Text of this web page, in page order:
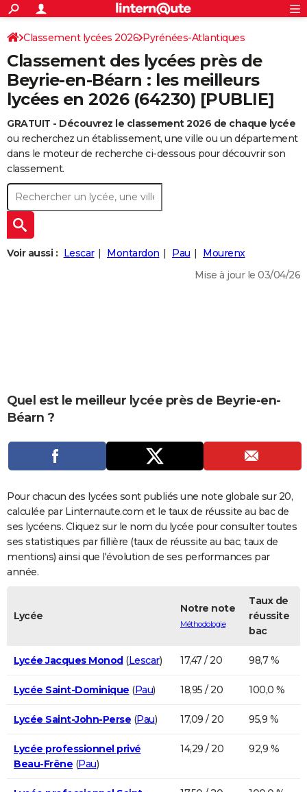
ACTUALITÉS
Politique
Société
Faits Divers
Education
Monde
Villes
+
SPORT
Coupe du monde 2026
Football
Tennis
Cyclisme
Rugby
Forum
CULTURE
Programme TV
TNT
Streaming
Cinéma
Sorties cinéma
Musique
+FINANCE
Retraite
Impôts
Epargne
Immobilier
Risques naturels par ville
Banque
Assurance
Crédit
AUTO
Essais
Réserver un essai
Citadines
Berlines
SUV
Forum auto
+
HIGH-TECH
BRICOLAGE
Forum
Aménagement intérieur
Extérieur
Cuisine
Salle de bains
Jardinage
Rangement
+WEEK-END
Guides de France
Escapades
Patrimoine
Expositions
Musées
Week-end nature
+
LIFESTYLE
CARTE DE VOEUX
Dictionnaire
Biographies
Expressions
Proverbes
PROGRAMME TV
COPAINS D'AVANT
S'inscrire
Se connecter
Lycées
Collèges
Primaires
Universités
Entreprises
Service militaire
Avis de recherche
AVIS DE DÉCÈS
FORUM
Bricolage
Lifestyle
Culture
Sport
Auto
Television
Voyage
Cinema
Rechercher
S'inscrire
Connexion
Classement lycées 2026 Pyrénées-Atlantiques
Classement des lycées près de
Beyrie-en-Béarn : les meilleurs
lycées en 2026 (64230) [PUBLIE]
GRATUIT - Découvrez le classement 2026 de chaque lycée
ou recherchez un établissement, une ville ou un département
dans le moteur de recherche ci-dessous pour découvrir son
classement.
Voir aussi : Lescar Montardon Pau
Mourenx
Mise à jour le 03/04/26
Quel est le meilleur lycée près de Beyrie-en-
Béarn ?
Pour chacun des lycées sont publiés une note globale sur 20,
calculée par Linternaute.com et le taux de réussite au bac de
ses lycéens. Cliquez sur le nom du lycée pour consulter toutes
ses statistiques par fillière (taux de réussite au bac, taux de
mentions) ainsi que l'évolution de ses performances par
année.
Lycée
Notre note
Méthodologie
Taux de
réussite
bac
Lycée Jacques Monod(Lescar) 17,47 / 20 98,7 %
Lycée Saint-Dominique (Pau) 18,95 / 20 100,0 %
Lycée Saint-John-Perse (Pau) 17,09 / 20 95,9 %
Lycée professionnel privé
Beau-Frêne (Pau)
14,29 / 20 92,9 %